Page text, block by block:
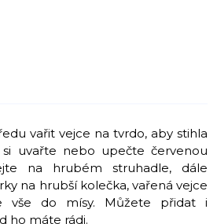
vařit vejce na tvrdo, aby stihla
uvařte nebo upečte červenou
na hrubém struhadle, dále
na hrubší kolečka, vařená vejce
vše do mísy. Můžete přidat i
ho máte rádi.